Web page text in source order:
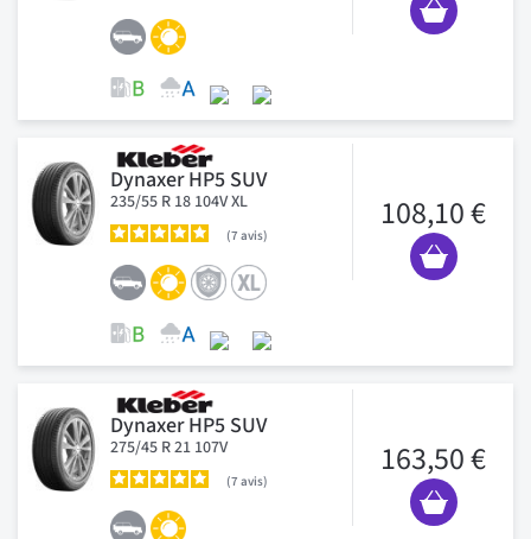
Dynaxer HP5 SUV
235/55 R 18 104V XL
7 avis
108,10 €
Dynaxer HP5 SUV
275/45 R 21 107V
7 avis
163,50 €